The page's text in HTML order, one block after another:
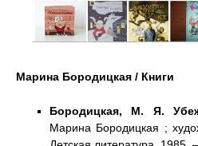
Марина Бородицкая / Книги
Бородицкая, М. Я.
Марина Бородицкая ;